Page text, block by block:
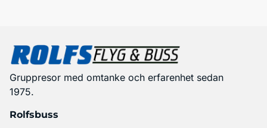
Gruppresor med omtanke och erfarenhet sedan
1975.
Rolfsbuss